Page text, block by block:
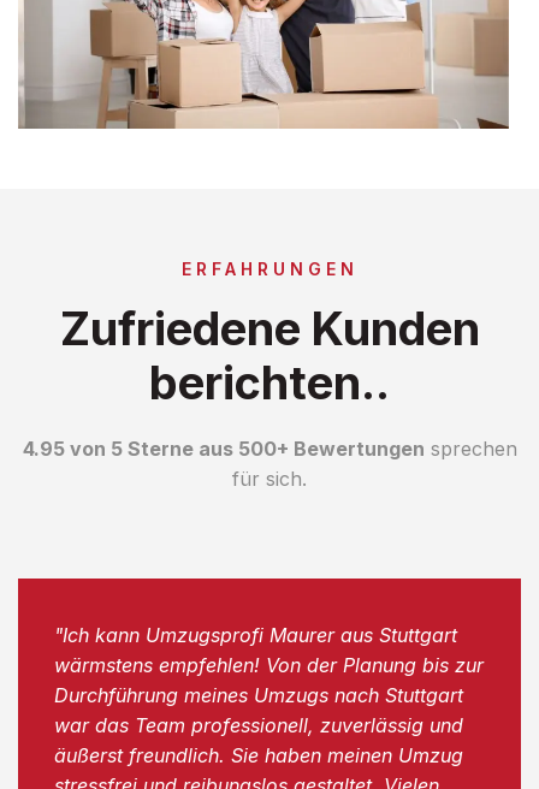
ERFAHRUNGEN
Zufriedene Kunden
berichten..
4.95 von 5 Sterne aus 500+ Bewertungen sprechen
für sich.
"Ich kann Umzugsprofi Maurer aus Stuttgart
wärmstens empfehlen! Von der Planung bis zur
Durchführung meines Umzugs nach Stuttgart
war das Team professionell, zuverlässig und
äußerst freundlich. Sie haben meinen Umzug